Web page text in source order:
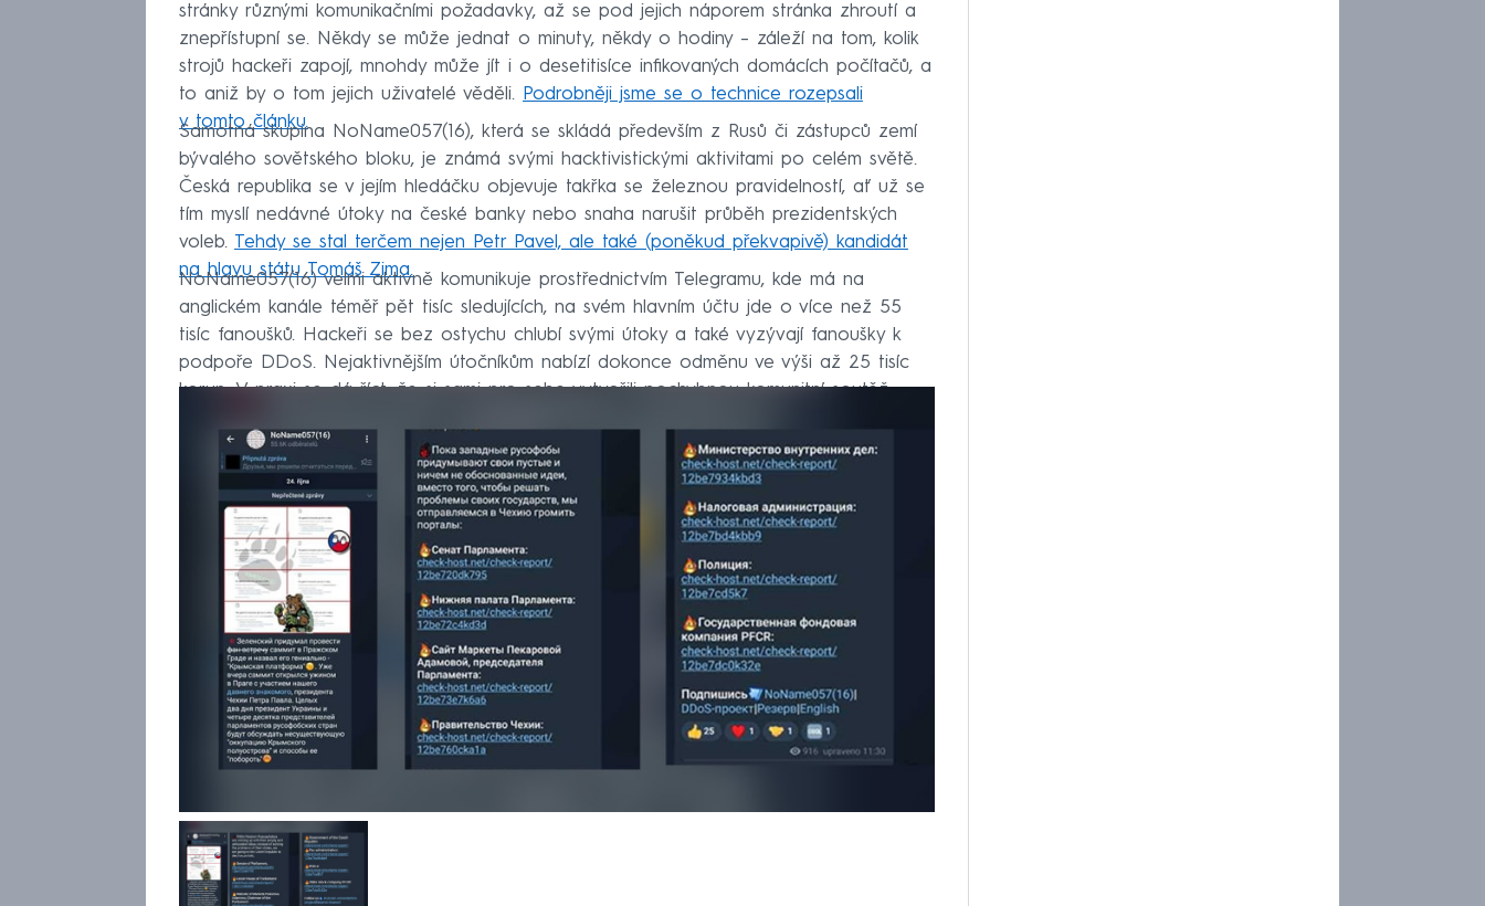
stránky různými komunikačními požadavky, až se pod jejich náporem stránka zhroutí a
znepřístupní se. Někdy se může jednat o minuty, někdy o hodiny – záleží na tom, kolik
strojů hackeři zapojí, mnohdy může jít i o desetitisíce infikovaných domácích počítačů, a
to aniž by o tom jejich uživatelé věděli. Podrobněji jsme se o technice rozepsali
v tomto článku.
Samotná skupina NoName057(16), která se skládá především z Rusů či zástupců zemí
bývalého sovětského bloku, je známá svými hacktivistickými aktivitami po celém světě.
Česká republika se v jejím hledáčku objevuje takřka se železnou pravidelností, ať už se
tím myslí nedávné útoky na české banky nebo snaha narušit průběh prezidentských
voleb. Tehdy se stal terčem nejen Petr Pavel, ale také (poněkud překvapivě) kandidát
na hlavu státu Tomáš Zima.
NoName057(16) velmi aktivně komunikuje prostřednictvím Telegramu, kde má na
anglickém kanále téměř pět tisíc sledujících, na svém hlavním účtu jde o více než 55
tisíc fanoušků. Hackeři se bez ostychu chlubí svými útoky a také vyzývají fanoušky k
podpoře DDoS. Nejaktivnějším útočníkům nabízí dokonce odměnu ve výši až 25 tisíc
korun. V praxi se dá říct, že si sami pro sebe vytvořili pochybnou komunitní soutěž.